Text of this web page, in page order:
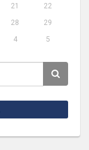
21
22
28
29
4 5